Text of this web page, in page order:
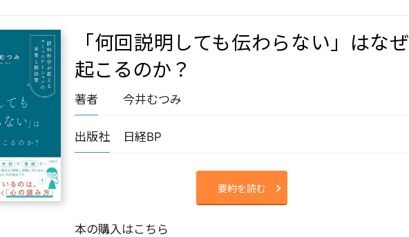
「何回説明しても伝わらない」はなぜ
起こるのか？
著者 今井むつみ
出版社 日経BP
要約を読む
本の購入はこちら